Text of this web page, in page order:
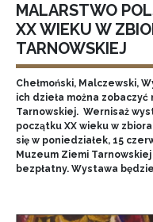
MALARSTWO
XX WIEKU W
TARNOWSKIEJ
Chełmoński, Malczewski,
ich dzieła można
Tarnowskiej. Wernisaż
początku XX wieku w
się w poniedziałek, 15
Muzeum Ziemi Tarnowskiej
bezpłatny. Wystawa